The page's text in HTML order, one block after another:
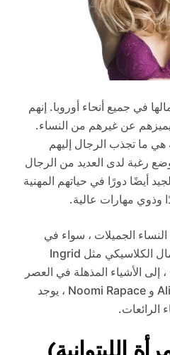
في جميع أنحاء أوروبا. إنهم
عن غيرهم من النساء.
هي ما تجذب الرجال إليهم
رغبة لدى العديد من الرجال
أيضًا دورًا في حياتهم المهنية
وذوي مهارات عالية.
الجميلات ، سواء في
الماضي أو الحاضر. من الجمال الكلاسيكي مثل Ingrid
Bergman و Greta Garbo ، إلى الأشياء المذهلة في العصر
الحديث مثل Alicia Vikander و Noomi Rapace ، يوجد
الرائعات.